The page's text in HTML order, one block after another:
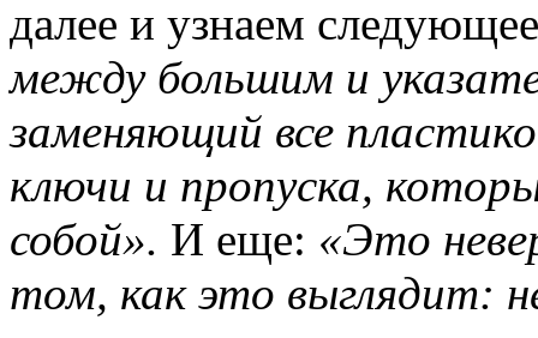
далее и узнаем
между большим и
заменяющий все
ключи и пропуска,
собой». И еще: «Это
том, как это выглядит: